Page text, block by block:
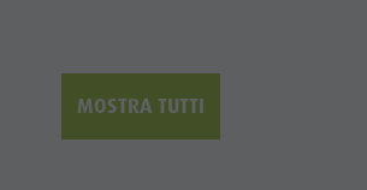
MOSTRA TUTTI